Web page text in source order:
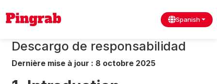
Spanish
Descargo de responsabilidad
Dernière mise à jour : 8 octobre 2025